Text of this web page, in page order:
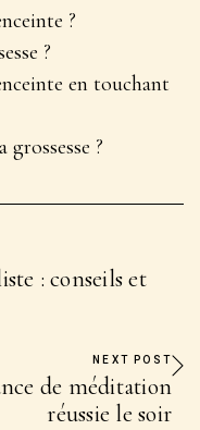
?
?
en touchant
?
: conseils et
NEXT POST
de méditation
réussie le soir